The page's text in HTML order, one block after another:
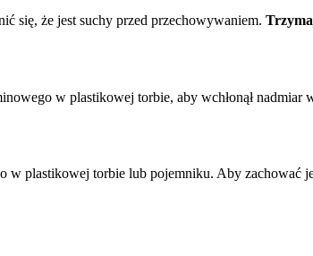
się, że jest suchy przed przechowywaniem.
w plastikowej torbie, aby wchłonął nadmiar
w plastikowej torbie lub pojemniku. Aby zachować